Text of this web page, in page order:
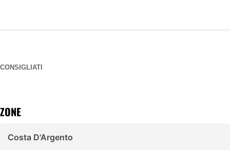
CONSIGLIATI
ZONE
Costa D'Argento